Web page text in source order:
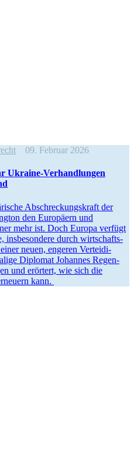
09. Februar 2026
Ukraine-Verhand­lungen
Abschre­ckungs­kraft der
den Europäern und
mehr ist. Doch Europa verfügt
insbe­sondere durch wirtschafts­
neuen, engeren Vertei­di­
Diplomat Johannes Regen­
und erörtert, wie sich die
kann.